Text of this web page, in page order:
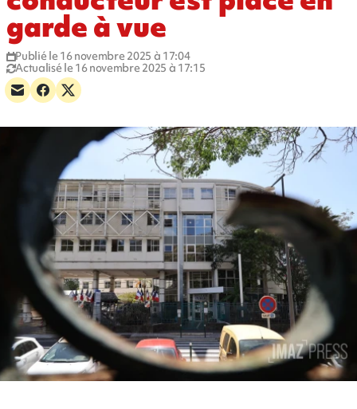
garde à vue
Publié le 16 novembre 2025 à 17:04
Actualisé le 16 novembre 2025 à 17:15